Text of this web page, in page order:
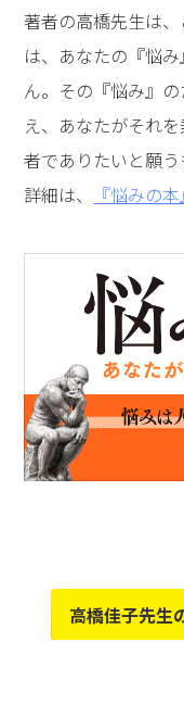
著者の高橋先生は
は、あなたの『悩
ん。その『悩み』
え、あなたがそれ
者でありたいと願う
詳細は、
『悩みの
高橋佳子先生